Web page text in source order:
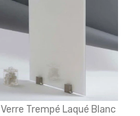
Verre Trempé Laqué Blanc